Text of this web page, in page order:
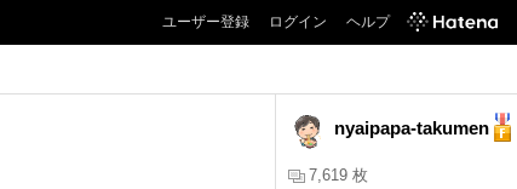
ユーザー登録 ログイン ヘルプ
nyaipapa-takumen
7,619 枚